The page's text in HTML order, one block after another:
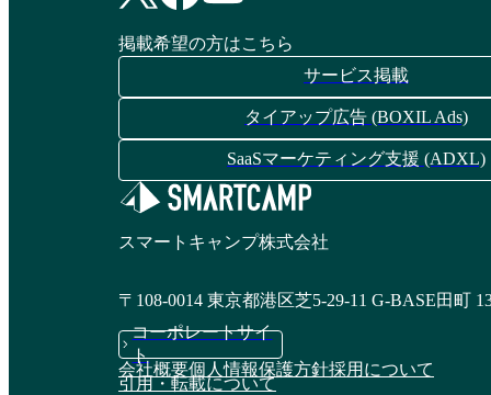
ジンジャー人事労務
資料請求リストに追加
ラウド社会保険
資料請求リストに追加
ラウド人事管理
掲載希望の方はこちら
サービス掲載
タイアップ広告 (BOXIL Ads)
SaaSマーケティング支援 (ADXL)
スマートキャンプ株式会社
〒108-0014 東京都港区芝5-29-11 G-BASE田町
コーポレートサイ
ト
会社概要個人情報保護方針採用について
引用・転載について